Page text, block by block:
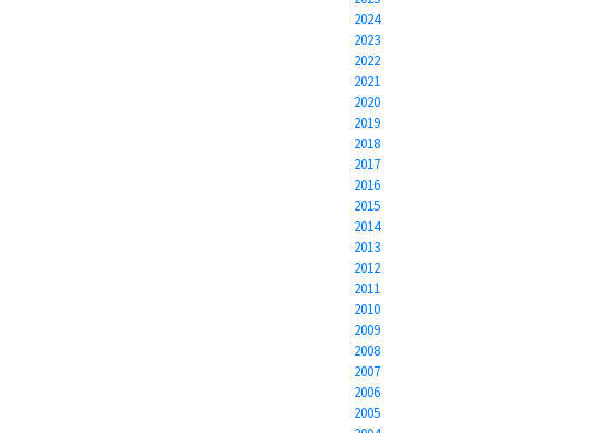
2024
2023
2022
2021
2020
2019
2018
2017
2016
2015
2014
2013
2012
2011
2010
2009
2008
2007
2006
2005